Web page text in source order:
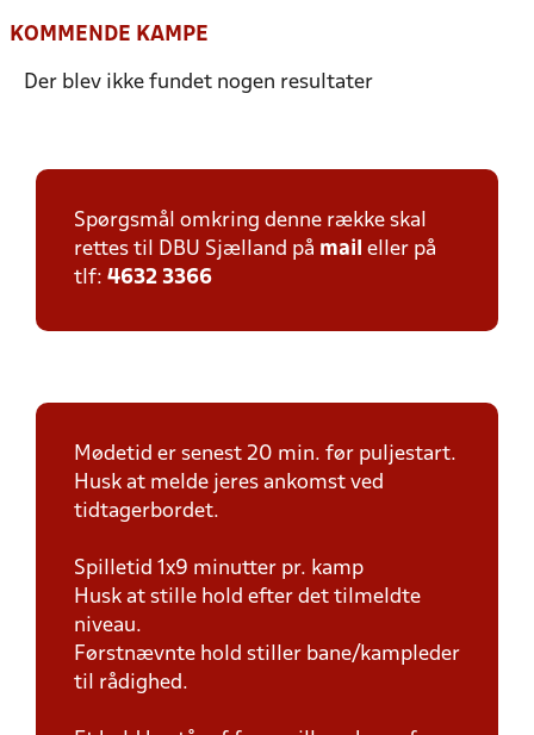
KOMMENDE KAMPE
Der blev ikke fundet nogen resultater
Spørgsmål omkring denne række skal
rettes til DBU Sjælland på mail eller på
tlf: 4632 3366
Mødetid er senest 20 min. før puljestart.
Husk at melde jeres ankomst ved
tidtagerbordet.
Spilletid 1x9 minutter pr. kamp
Husk at stille hold efter det tilmeldte
niveau.
Førstnævnte hold stiller bane/kampleder
til rådighed.